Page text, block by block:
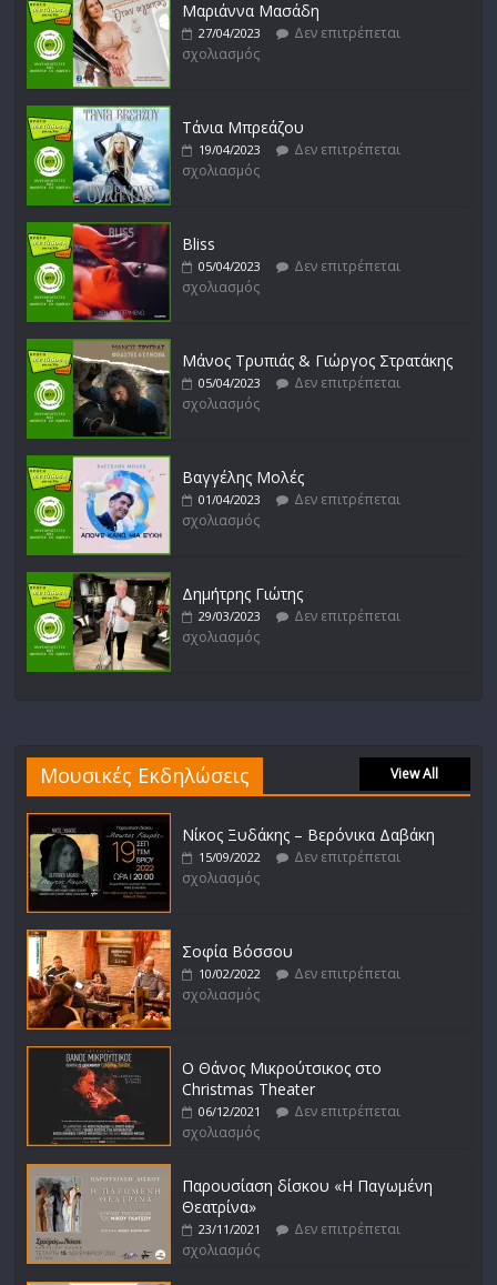
σχολιασμός
Μαριάννα Μασάδη
27/04/2023
Δεν επιτρέπεται
σχολιασμός
Τάνια Μπρεάζου
19/04/2023
Δεν επιτρέπεται
σχολιασμός
Bliss
05/04/2023
Δεν επιτρέπεται
σχολιασμός
Μάνος Τρυπιάς & Γιώργος Στρατάκης
05/04/2023
Δεν επιτρέπεται
σχολιασμός
Βαγγέλης Μολές
01/04/2023
Δεν επιτρέπεται
σχολιασμός
Δημήτρης Γιώτης
29/03/2023
Δεν επιτρέπεται
σχολιασμός
Μουσικές Εκδηλώσεις View All
Νίκος Ξυδάκης – Βερόνικα Δαβάκη
15/09/2022
Δεν επιτρέπεται
σχολιασμός
Σοφία Βόσσου
10/02/2022
Δεν επιτρέπεται
σχολιασμός
Ο Θάνος Μικρούτσικος στο
Christmas Theater
06/12/2021
Δεν επιτρέπεται
σχολιασμός
Παρουσίαση δίσκου «Η Παγωμένη
Θεατρίνα»
23/11/2021
Δεν επιτρέπεται
σχολιασμός